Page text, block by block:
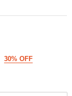
30% OFF